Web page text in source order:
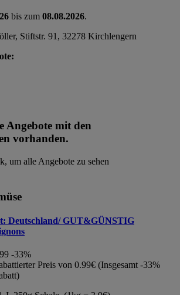
bis zum 08.08.2026.
Stiftstr. 91, 32278 Kirchlengern
Angebote mit den
vorhanden.
um alle Angebote zu sehen
Deutschland/ GUT&GÜNSTIG
-33%
Preis von 0.99€ (Insgesamt -33%